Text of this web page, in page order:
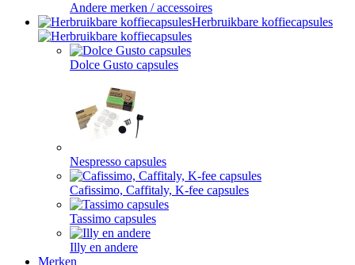
Andere merken / accessoires
Herbruikbare koffiecapsules
Dolce Gusto capsules
Nespresso capsules
Cafissimo, Caffitaly, K-fee capsules
Tassimo capsules
Illy en andere
Merken